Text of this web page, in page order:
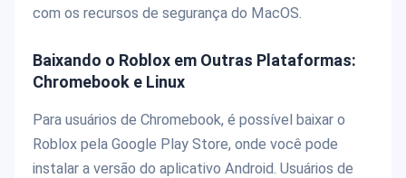
com os recursos de segurança do MacOS.
Baixando o Roblox em Outras Plataformas:
Chromebook e Linux
Para usuários de Chromebook, é possível baixar o
Roblox pela Google Play Store, onde você pode
instalar a versão do aplicativo Android. Usuários de